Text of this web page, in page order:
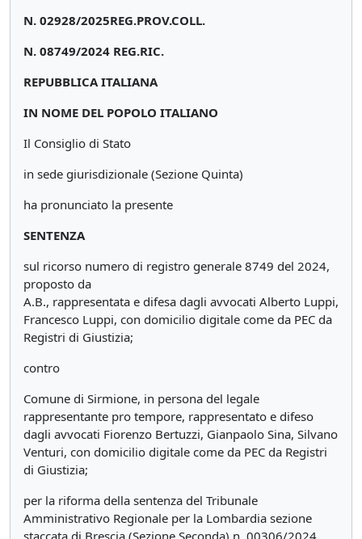
N. 02928/2025REG.PROV.COLL.
N. 08749/2024 REG.RIC.
REPUBBLICA ITALIANA
IN NOME DEL POPOLO ITALIANO
Il Consiglio di Stato
in sede giurisdizionale (Sezione Quinta)
ha pronunciato la presente
SENTENZA
sul ricorso numero di registro generale 8749 del 2024,
proposto da
A.B., rappresentata e difesa dagli avvocati Alberto Luppi,
Francesco Luppi, con domicilio digitale come da PEC da
Registri di Giustizia;
contro
Comune di Sirmione, in persona del legale
rappresentante pro tempore, rappresentato e difeso
dagli avvocati Fiorenzo Bertuzzi, Gianpaolo Sina, Silvano
Venturi, con domicilio digitale come da PEC da Registri
di Giustizia;
per la riforma della sentenza del Tribunale
Amministrativo Regionale per la Lombardia sezione